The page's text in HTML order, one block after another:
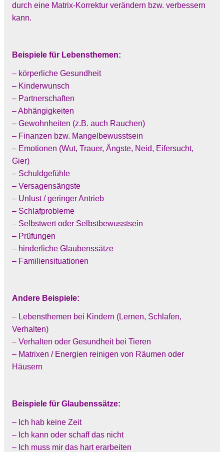
durch eine Matrix-Korrektur verändern bzw. verbessern
kann.
Beispiele für Lebensthemen:
– körperliche Gesundheit
– Kinderwunsch
– Partnerschaften
– Abhängigkeiten
– Gewohnheiten (z.B. auch Rauchen)
– Finanzen bzw. Mangelbewusstsein
– Emotionen (Wut, Trauer, Ängste, Neid, Eifersucht,
Gier)
– Schuldgefühle
– Versagensängste
– Unlust / geringer Antrieb
– Schlafprobleme
– Selbstwert oder Selbstbewusstsein
– Prüfungen
– hinderliche Glaubenssätze
– Familiensituationen
Andere Beispiele:
– Lebensthemen bei Kindern (Lernen, Schlafen,
Verhalten)
– Verhalten oder Gesundheit bei Tieren
– Matrixen / Energien reinigen von Räumen oder
Häusern
Beispiele für Glaubenssätze:
– Ich hab keine Zeit
– Ich kann oder schaff das nicht
– Ich muss mir das hart erarbeiten